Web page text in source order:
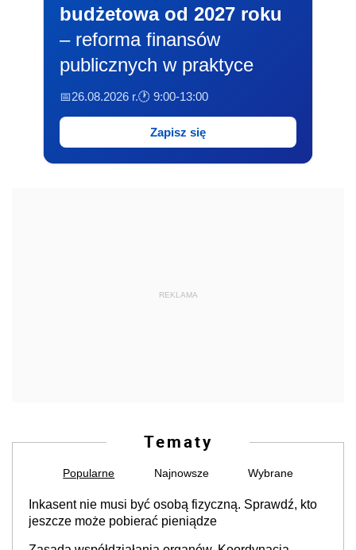
budżetowa od 2027 roku
– reforma finansów
publicznych w praktyce
📅26.08.2026 r.🕐 9:00-13:00
Zapisz się
REKLAMA
Tematy
Popularne Najnowsze Wybrane
Inkasent nie musi być osobą fizyczną. Sprawdź, kto
jeszcze może pobierać pieniądze